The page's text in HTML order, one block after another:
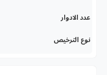
عدد الادوار
نوع الترخيص